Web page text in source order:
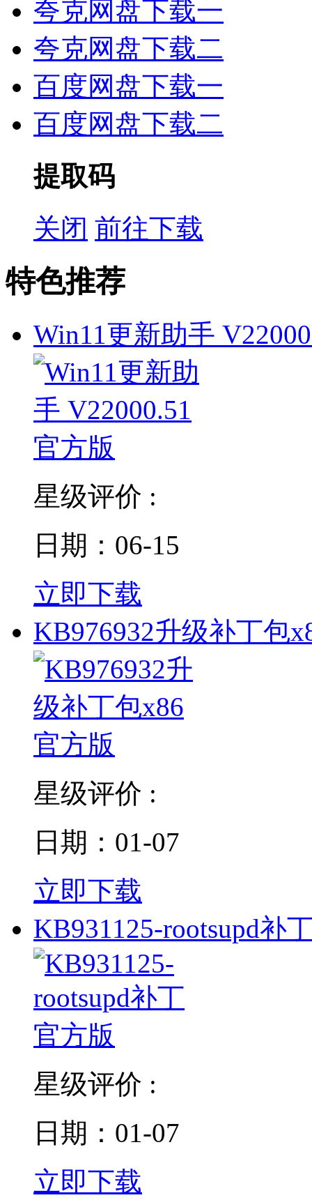
夸克网盘下载一
夸克网盘下载二
百度网盘下载一
百度网盘下载二
提取码
关闭 前往下载
特色推荐
Win11更新助手
星级评价 :
日期：06-15
立即下载
KB976932升级补丁包
星级评价 :
日期：01-07
立即下载
KB931125-rootsupd补
星级评价 :
日期：01-07
立即下载